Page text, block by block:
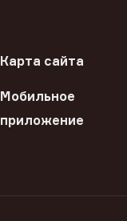
Карта сайта
Мобильное
приложение